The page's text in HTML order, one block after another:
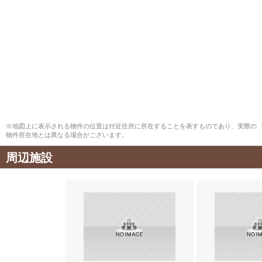
※地図上に表示される物件の位置は付近住所に所在することを表すものであり、実際の
物件所在地とは異なる場合がございます。
周辺施設